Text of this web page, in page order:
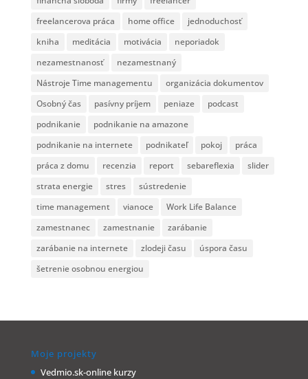
freelancerova práca
home office
jednoduchosť
kniha
meditácia motivácia
neporiadok
nezamestnanosť
nezamestnaný
Nástroje Time managementu
organizácia dokumentov
Osobný čas
pasívny príjem peniaze
podcast
podnikanie
podnikanie na amazone
podnikanie na internete
podnikateľ pokoj
práca
práca z domu
recenzia report sebareflexia
slider
strata energie
stres
sústredenie
time management
vianoce
Work Life Balance
zamestnanec
zamestnanie
zarábanie
zarábanie na internete
zlodeji času
úspora času
šetrenie osobnou energiou
Moje projekty
Vedmio.sk-online kurzy